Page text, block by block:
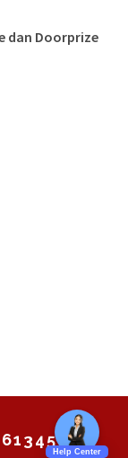
dan Doorprize
/